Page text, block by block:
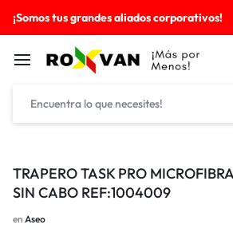
¡Somos tus grandes aliados corporativos!
TRAPERO TASK PRO
SIN CABO REF:1004009
en Aseo